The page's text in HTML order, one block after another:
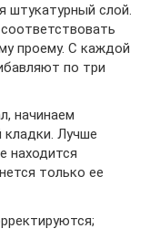
штукатурный слой.
проему. С каждой
по три
начинаем
кладки. Лучше
находится
только ее